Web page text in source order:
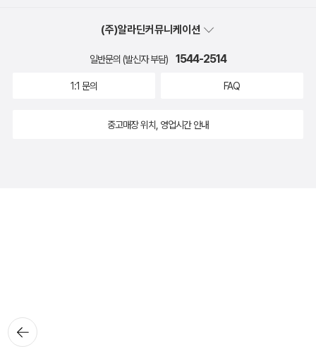
뒤로가
기
(주)알라딘커뮤니케이션
일반문의 (발신자 부담) 1544-2514
1:1 문의 FAQ
중고매장 위치, 영업시간 안내